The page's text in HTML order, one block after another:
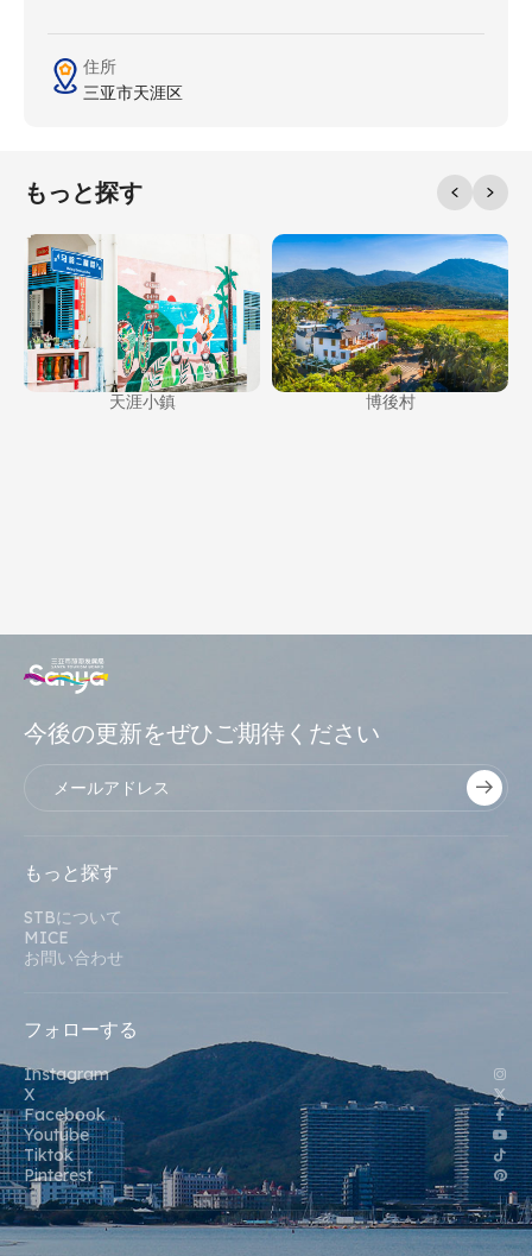
住所
三亚市天涯区
もっと探す
天涯小鎮 博後村
今後の更新をぜひご期待ください
もっと探す
STBについて
MICE
お問い合わせ
フォローする
Instagram
X
Facebook
Youtube
Tiktok
Pinterest